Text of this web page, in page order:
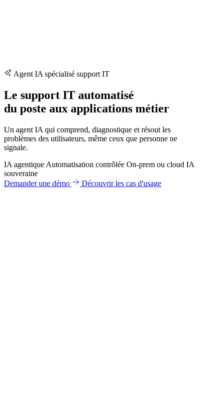
Agent IA spécialisé support IT
Le support IT automatisé
du poste aux applications métier
Un agent IA qui comprend, diagnostique et résout les
problèmes des utilisateurs, même ceux que personne ne
signale.
IA agentique Automatisation contrôlée On-prem ou cloud IA
souveraine
Demander une démo
Découvrir les cas d'usage